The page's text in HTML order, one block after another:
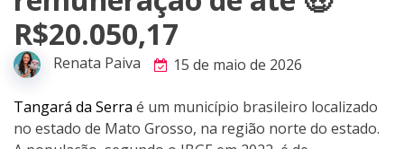
R$20.050,17
Renata Paiva 15 de maio de 2026
Tangará da Serra é um município brasileiro localizado
no estado de Mato Grosso, na região norte do estado.